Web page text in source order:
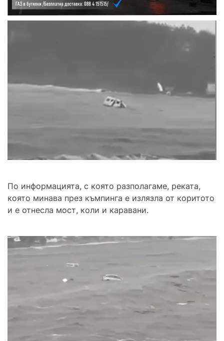
По информацията, с която разполагаме, реката,
която минава през къмпинга е излязла от коритото
и е отнесла мост, коли и каравани.